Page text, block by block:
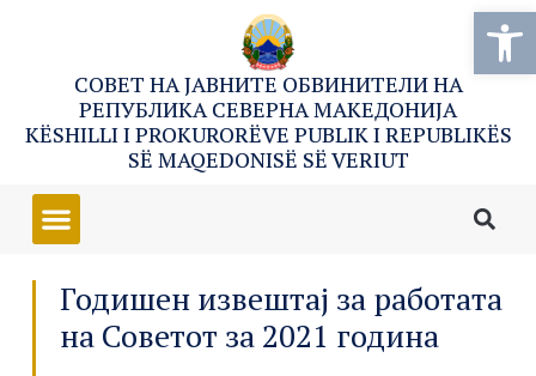
СОВЕТ НА ЈАВНИТЕ ОБВИНИТЕЛИ НА
РЕПУБЛИКА СЕВЕРНА МАКЕДОНИЈА
KËSHILLI I PROKURORËVE PUBLIK I REPUBLIKËS
SË MAQEDONISË SË VERIUT
Годишен извештај за работата
на Советот за 2021 година